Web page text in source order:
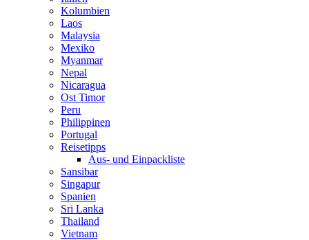
Kolumbien
Laos
Malaysia
Mexiko
Myanmar
Nepal
Nicaragua
Ost Timor
Peru
Philippinen
Portugal
Reisetipps
Aus- und Einpackliste
Sansibar
Singapur
Spanien
Sri Lanka
Thailand
Vietnam